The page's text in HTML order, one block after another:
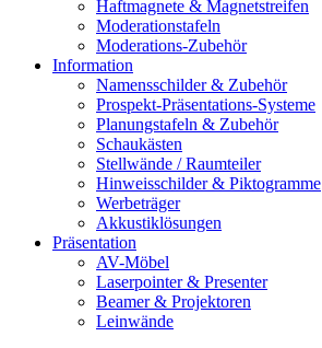
Haftmagnete & Magnetstreifen
Moderationstafeln
Moderations-Zubehör
Information
Namensschilder & Zubehör
Prospekt-Präsentations-Systeme
Planungstafeln & Zubehör
Schaukästen
Stellwände / Raumteiler
Hinweisschilder & Piktogramme
Werbeträger
Akkustiklösungen
Präsentation
AV-Möbel
Laserpointer & Presenter
Beamer & Projektoren
Leinwände